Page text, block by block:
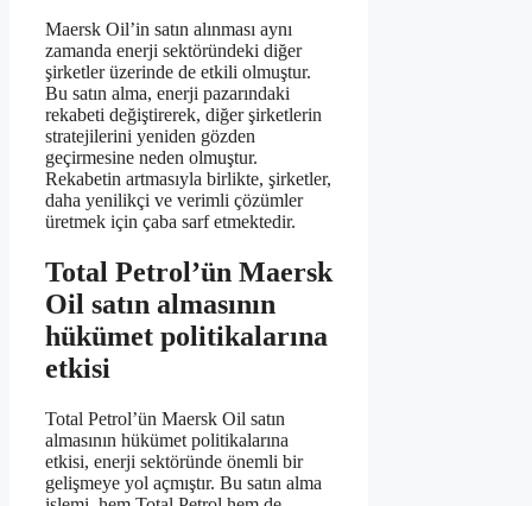
Maersk Oil’in satın alınması aynı
zamanda enerji sektöründeki diğer
şirketler üzerinde de etkili olmuştur.
Bu satın alma, enerji pazarındaki
rekabeti değiştirerek, diğer şirketlerin
stratejilerini yeniden gözden
geçirmesine neden olmuştur.
Rekabetin artmasıyla birlikte, şirketler,
daha yenilikçi ve verimli çözümler
üretmek için çaba sarf etmektedir.
Total Petrol’ün Maersk
Oil satın almasının
hükümet politikalarına
etkisi
Total Petrol’ün Maersk Oil satın
almasının hükümet politikalarına
etkisi, enerji sektöründe önemli bir
gelişmeye yol açmıştır. Bu satın alma